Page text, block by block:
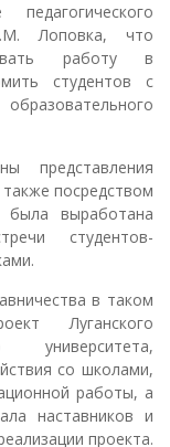
Лоповка, что
работу в
студентов с
представления
посредством
была выработана
студентов-
в таком
Луганского
университета,
со школами,
работы, а
наставников и
проекта.